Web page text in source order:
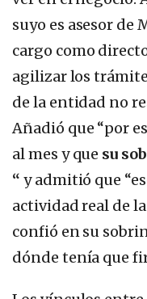
suyo es asesor de
cargo como
agilizar los
de la entidad no
Añadió que “por
al mes y que su
“ y admitió que
actividad real de
confió en su
dónde tenía que